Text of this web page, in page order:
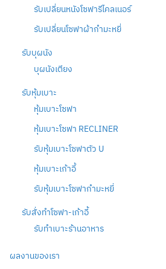
รับเปลี่ยนหนังโซฟารีไคลเนอร์
รับเปลี่ยนโซฟาผ้ากำมะหยี่
รับบุผนัง
บุผนังเตียง
รับหุ้มเบาะ
หุ้มเบาะโซฟา
หุ้มเบาะโซฟา RECLINER
รับหุ้มเบาะโซฟาตัว U
หุ้มเบาะเก้าอี้
รับหุ้มเบาะโซฟากำมะหยี่
รับสั่งทำโซฟา-เก้าอี้
รับทำเบาะร้านอาหาร
ผลงานของเรา